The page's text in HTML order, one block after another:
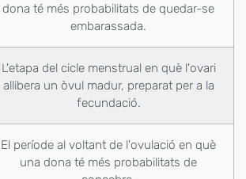
dona té més probabilitats de quedar-se
embarassada.
L'etapa del cicle menstrual en què l'ovari
allibera un òvul madur, preparat per a la
fecundació.
El període al voltant de l'ovulació en què
una dona té més probabilitats de